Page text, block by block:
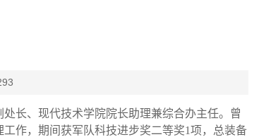
长、现代技术学院院长助理兼综合办主任。曾
作，期间获军队科技进步奖二等奖1项，总装备